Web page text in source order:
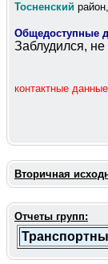
Тосненский
Общедоступные
Заблудился,
контактные
Вторичная
Отчеты групп: